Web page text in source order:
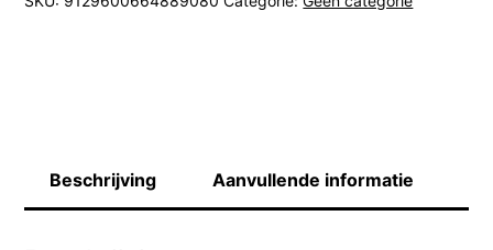
Beschrijving Aanvullende informatie